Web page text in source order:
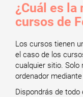
¿Cuál es
cursos de
Los cursos tienen
el caso de los
cualquier sitio. Solo
ordenador
Dispondrás de